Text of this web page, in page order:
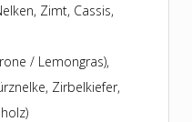
Zimt, Cassis,
/ Lemongras),
Zirbelkiefer,